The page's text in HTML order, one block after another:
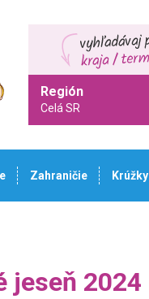
Región
Celá SR
Zahraničie Krúžky
jeseň 2024